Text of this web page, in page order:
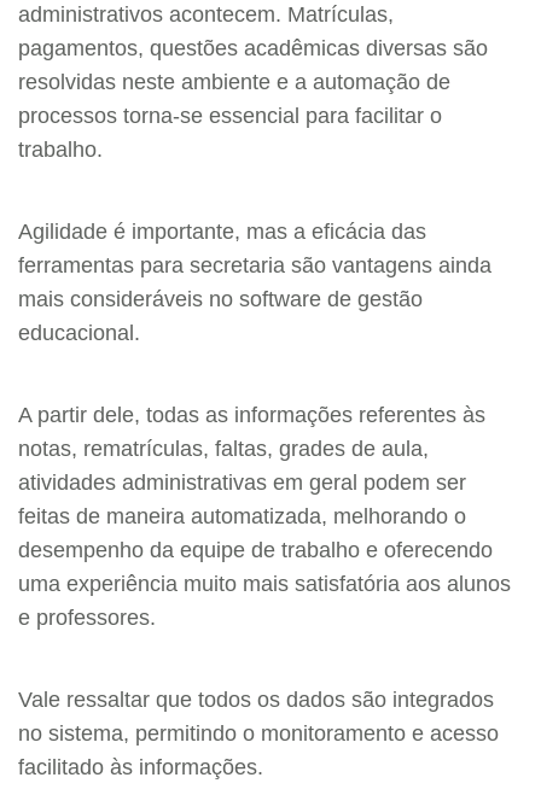
administrativos acontecem. Matrículas,
pagamentos, questões acadêmicas diversas são
resolvidas neste ambiente e a automação de
processos torna-se essencial para facilitar o
trabalho.
Agilidade é importante, mas a eficácia das
ferramentas para secretaria são vantagens ainda
mais consideráveis no software de gestão
educacional.
A partir dele, todas as informações referentes às
notas, rematrículas, faltas, grades de aula,
atividades administrativas em geral podem ser
feitas de maneira automatizada, melhorando o
desempenho da equipe de trabalho e oferecendo
uma experiência muito mais satisfatória aos alunos
e professores.
Vale ressaltar que todos os dados são integrados
no sistema, permitindo o monitoramento e acesso
facilitado às informações.